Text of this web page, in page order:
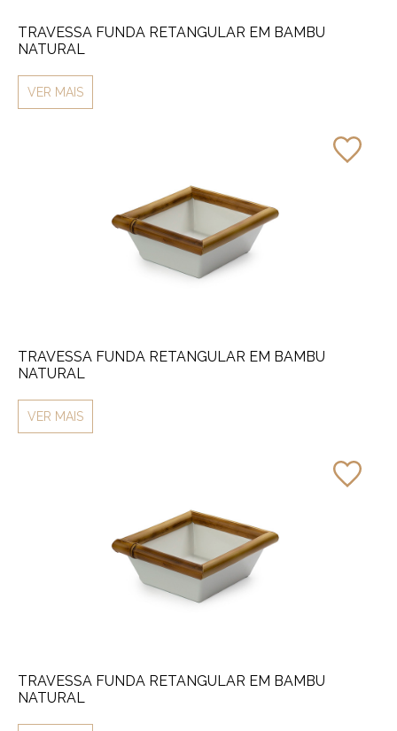
TRAVESSA FUNDA RETANGULAR EM BAMBU
NATURAL
VER MAIS
TRAVESSA FUNDA RETANGULAR EM BAMBU
NATURAL
VER MAIS
TRAVESSA FUNDA RETANGULAR EM BAMBU
NATURAL